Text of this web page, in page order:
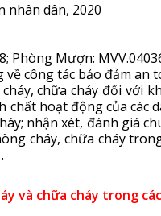
nhân dân, 2020
Phòng Mượn:
công tác bảo đảm an
chữa cháy đối với
chất hoạt động của các
nhận xét, đánh giá
cháy, chữa cháy
và chữa cháy trong